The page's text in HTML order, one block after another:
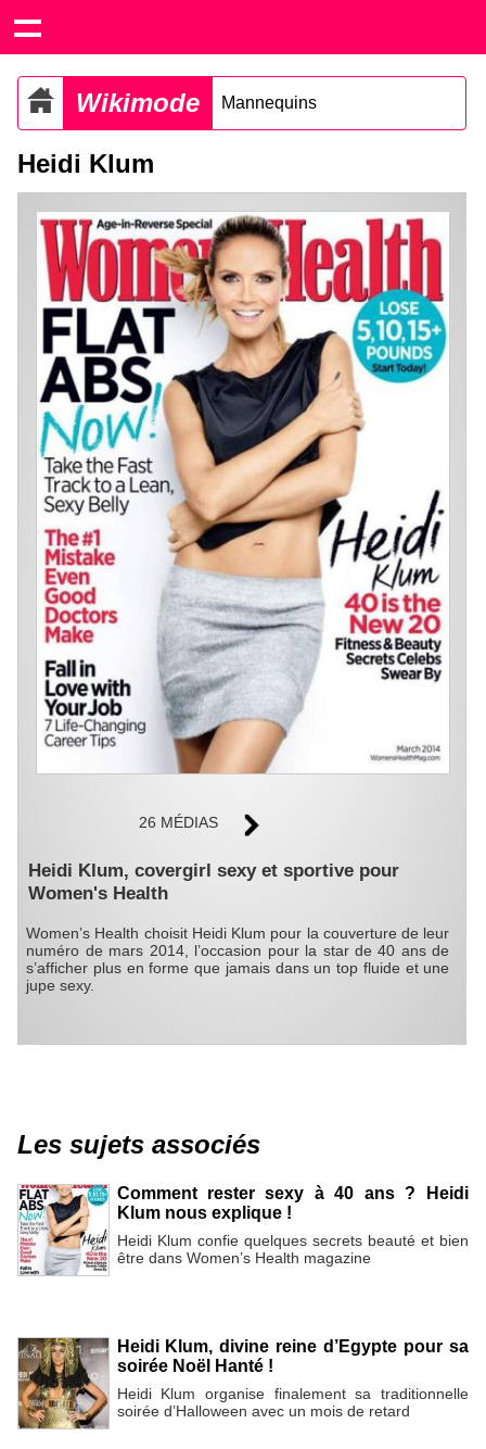
Wikimode Mannequins
Heidi Klum
26 MÉDIAS
Heidi Klum, covergirl sexy et sportive pour
Women's Health
Women’s Health choisit Heidi Klum pour la couverture de leur
numéro de mars 2014, l’occasion pour la star de 40 ans de
s’afficher plus en forme que jamais dans un top fluide et une
jupe sexy.
Les sujets associés
Comment rester sexy à 40 ans ? Heidi
Klum nous explique !
Heidi Klum confie quelques secrets beauté et bien
être dans Women’s Health magazine
Heidi Klum, divine reine d’Egypte pour sa
soirée Noël Hanté !
Heidi Klum organise finalement sa traditionnelle
soirée d’Halloween avec un mois de retard